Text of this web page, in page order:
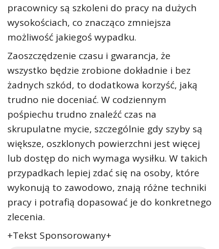
pracownicy są szkoleni do pracy na dużych
wysokościach, co znacząco zmniejsza
możliwość jakiegoś wypadku.
Zaoszczędzenie czasu i gwarancja, że
wszystko będzie zrobione dokładnie i bez
żadnych szkód, to dodatkowa korzyść, jaką
trudno nie doceniać. W codziennym
pośpiechu trudno znaleźć czas na
skrupulatne mycie, szczególnie gdy szyby są
większe, oszklonych powierzchni jest więcej
lub dostęp do nich wymaga wysiłku. W takich
przypadkach lepiej zdać się na osoby, które
wykonują to zawodowo, znają różne techniki
pracy i potrafią dopasować je do konkretnego
zlecenia.
+Tekst Sponsorowany+